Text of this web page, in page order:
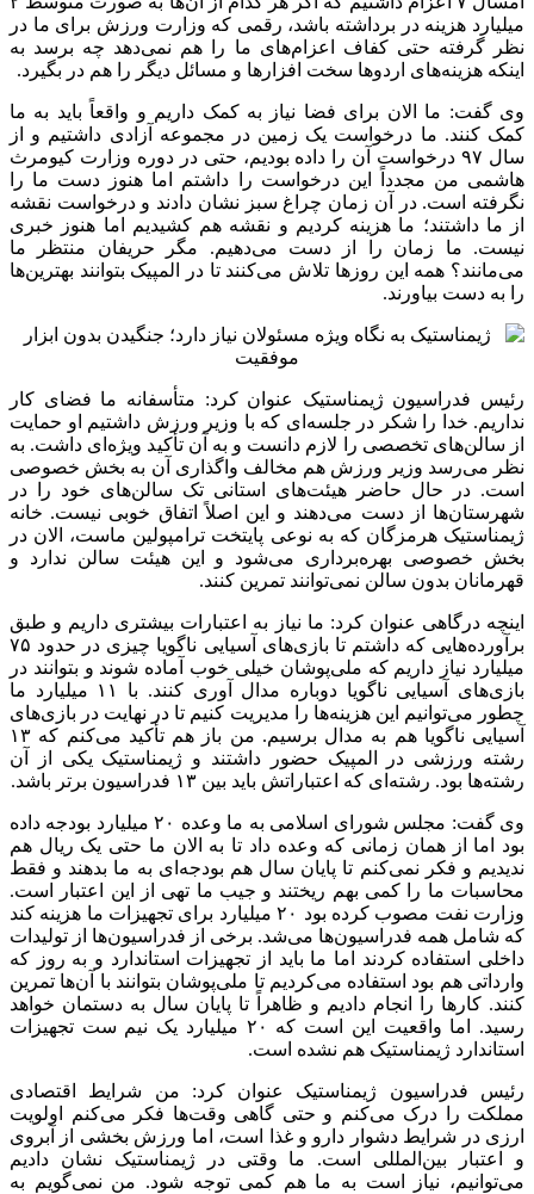
میلیارد هزینه در برداشته باشد، رقمی که وزارت ورزش برای ما در
نظر گرفته حتی کفاف اعزام‌های ما را هم نمی‌دهد چه برسد به
اینکه هزینه‌های اردوها سخت افزارها و مسائل دیگر را هم در بگیرد.
وی گفت: ما الان برای فضا نیاز به کمک داریم و واقعاً باید به ما
کمک کنند. ما درخواست یک زمین در مجموعه آزادی داشتیم و از
سال ۹۷ درخواست آن را داده بودیم، حتی در دوره وزارت کیومرث
هاشمی من مجدداً این درخواست را داشتم اما هنوز دست ما را
نگرفته است. در آن زمان چراغ سبز نشان دادند و درخواست نقشه
از ما داشتند؛ ما هزینه کردیم و نقشه هم کشیدیم اما هنوز خبری
نیست. ما زمان را از دست می‌دهیم. مگر حریفان منتظر ما
می‌مانند؟ همه این روزها تلاش می‌کنند تا در المپیک بتوانند بهترین‌ها
را به دست بیاورند.
رئیس فدراسیون ژیمناستیک عنوان کرد: متأسفانه ما فضای کار
نداریم. خدا را شکر در جلسه‌ای که با وزیر ورزش داشتیم او حمایت
از سالن‌های تخصصی را لازم دانست و به آن تأکید ویژه‌ای داشت. به
نظر می‌رسد وزیر ورزش هم مخالف واگذاری آن به بخش خصوصی
است. در حال حاضر هیئت‌های استانی تک سالن‌های خود را در
شهرستان‌ها از دست می‌دهند و این اصلاً اتفاق خوبی نیست. خانه
ژیمناستیک هرمزگان که به نوعی پایتخت ترامپولین ماست، الان در
بخش خصوصی بهره‌برداری می‌شود و این هیئت سالن ندارد و
قهرمانان بدون سالن نمی‌توانند تمرین کنند.
اینچه درگاهی عنوان کرد: ما نیاز به اعتبارات بیشتری داریم و طبق
برآورده‌هایی که داشتم تا بازی‌های آسیایی ناگویا چیزی در حدود ۷۵
میلیارد نیاز داریم که ملی‌پوشان خیلی خوب آماده شوند و بتوانند در
بازی‌های آسیایی ناگویا دوباره مدال آوری کنند. با ۱۱ میلیارد ما
چطور می‌توانیم این هزینه‌ها را مدیریت کنیم تا در نهایت در بازی‌های
آسیایی ناگویا هم به مدال برسیم. من باز هم تأکید می‌کنم که ۱۳
رشته ورزشی در المپیک حضور داشتند و ژیمناستیک یکی از آن
رشته‌ها بود. رشته‌ای که اعتباراتش باید بین ۱۳ فدراسیون برتر باشد.
وی گفت: مجلس شورای اسلامی به ما وعده ۲۰ میلیارد بودجه داده
بود اما از همان زمانی که وعده داد تا به الان ما حتی یک ریال هم
ندیدیم و فکر نمی‌کنم تا پایان سال هم بودجه‌ای به ما بدهند و فقط
محاسبات ما را کمی بهم ریختند و جیب ما تهی از این اعتبار است.
وزارت نفت مصوب کرده بود ۲۰ میلیارد برای تجهیزات ما هزینه کند
که شامل همه فدراسیون‌ها می‌شد. برخی از فدراسیون‌ها از تولیدات
داخلی استفاده کردند اما ما باید از تجهیزات استاندارد و به روز که
وارداتی هم بود استفاده می‌کردیم تا ملی‌پوشان بتوانند با آن‌ها تمرین
کنند. کارها را انجام دادیم و ظاهراً تا پایان سال به دستمان خواهد
رسید. اما واقعیت این است که ۲۰ میلیارد یک نیم ست تجهیزات
استاندارد ژیمناستیک هم نشده است.
رئیس فدراسیون ژیمناستیک عنوان کرد: من شرایط اقتصادی
مملکت را درک می‌کنم و حتی گاهی وقت‌ها فکر می‌کنم اولویت
ارزی در شرایط دشوار دارو و غذا است، اما ورزش بخشی از آبروی
و اعتبار بین‌المللی است. ما وقتی در ژیمناستیک نشان دادیم
می‌توانیم، نیاز است به ما هم کمی توجه شود. من نمی‌گویم به